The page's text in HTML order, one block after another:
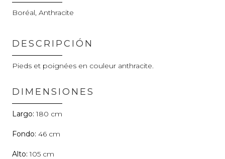
Boréal, Anthracite
DESCRIPCIÓN
Pieds et poignées en couleur anthracite.
DIMENSIONES
180
46
105